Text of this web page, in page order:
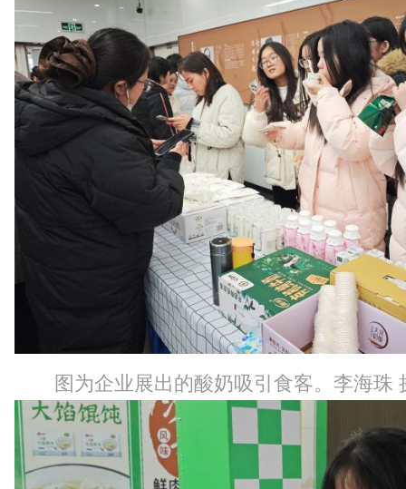
图为企业展出的酸奶吸引食客。李海珠